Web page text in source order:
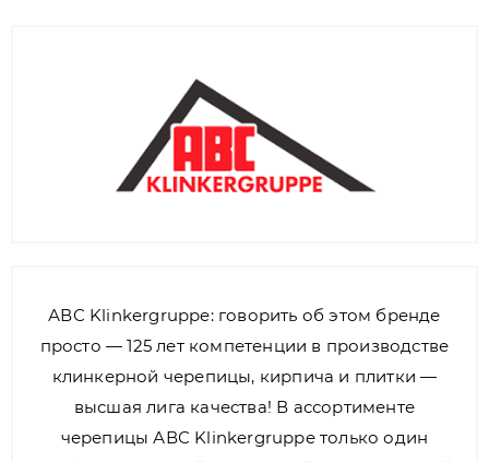
АВС Klinkergruppe: говорить об этом бренде
просто — 125 лет компетенции в производстве
клинкерной черепицы, кирпича и плитки —
высшая лига качества! В ассортименте
черепицы АВС Klinkergruppe только один